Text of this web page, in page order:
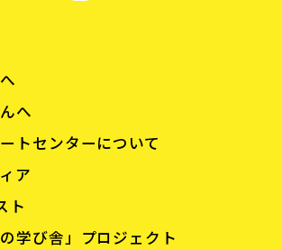
へ
トセンターについて
ア
ト
学び舎」プロジェクト